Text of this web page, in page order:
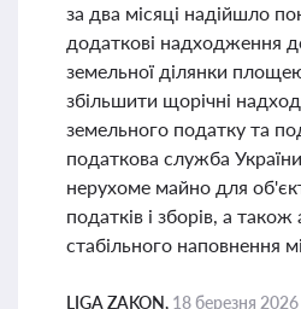
за два місяці надійшло
додаткові надходження
земельної ділянки
збільшити щорічні
земельного податку та
податкова служба
нерухоме майно для
податків і зборів, а
стабільного наповнення
LIGA ZAKON, 18 березня 2026